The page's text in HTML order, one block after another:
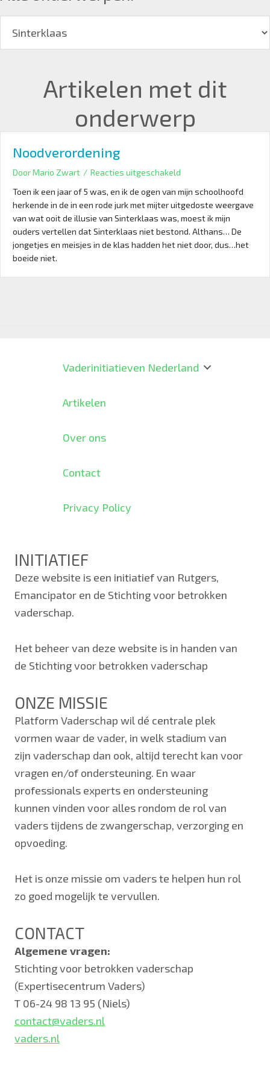
Artikelen met dit
onderwerp
Noodverordening
DoorMario Zwart / Reacties uitgeschakeld
Toen ik een jaar of 5 was, en ik de ogen van mijn schoolhoofd
herkende in de in een rode jurk met mijter uitgedoste weergave
van wat ooit de illusie van Sinterklaas was, moest ik mijn
ouders vertellen dat Sinterklaas niet bestond. Althans… De
jongetjes en meisjes in de klas hadden het niet door, dus…het
boeide niet.
Vaderinitiatieven Nederland
Artikelen
Over ons
Contact
Privacy Policy
INITIATIEF
Deze website is een initiatief van Rutgers,
Emancipator en de Stichting voor betrokken
vaderschap.
Het beheer van deze website is in handen van
de Stichting voor betrokken vaderschap
ONZE MISSIE
Platform Vaderschap wil dé centrale plek
vormen waar de vader, in welk stadium van
zijn vaderschap dan ook, altijd terecht kan voor
vragen en/of ondersteuning. En waar
professionals experts en ondersteuning
kunnen vinden voor alles rondom de rol van
vaders tijdens de zwangerschap, verzorging en
opvoeding.
Het is onze missie om vaders te helpen hun rol
zo goed mogelijk te vervullen.
CONTACT
Algemene vragen:
Stichting voor betrokken vaderschap
(Expertisecentrum Vaders)
T 06-24 98 13 95 (Niels)
contact@vaders.nl
vaders.nl